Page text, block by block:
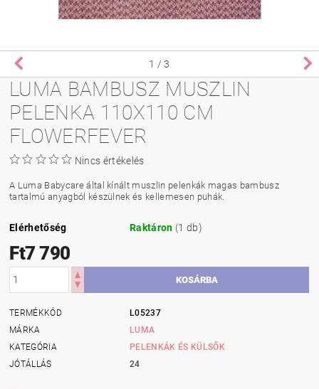
1 / 3
LUMA BAMBUSZ MUSZLIN
PELENKA 110X110 CM
FLOWERFEVER
Nincs értékelés
A Luma Babycare által kínált muszlin pelenkák magas bambusz
tartalmú anyagból készülnek és kellemesen puhák.
Elérhetőség Raktáron (1 db)
Ft7 790
TERMÉKKÓD
L05237
MÁRKA
LUMA
KATEGÓRIA
PELENKÁK ÉS KÜLSŐK
JÓTÁLLÁS
24